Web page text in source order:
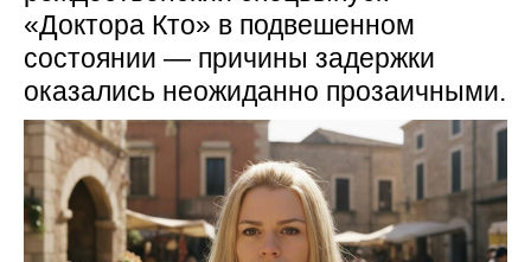
«Доктора Кто» в подвешенном
состоянии — причины задержки
оказались неожиданно прозаичными.